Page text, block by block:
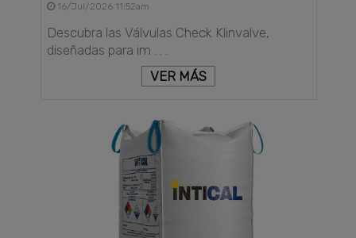
16/Jul/2026 11:52am
Descubra las Válvulas Check Klinvalve,
diseñadas para im . . .
VER MÁS